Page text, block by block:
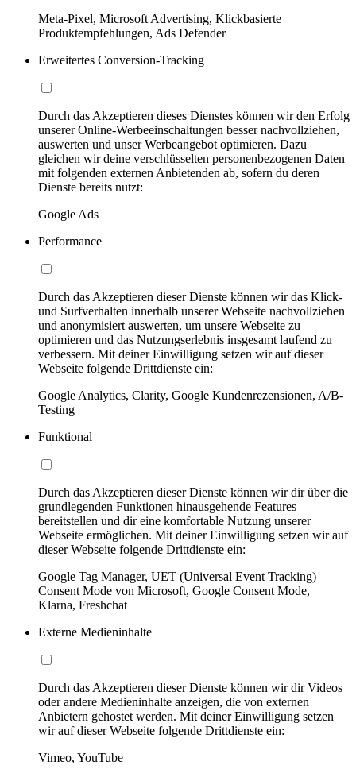
Meta-Pixel, Microsoft Advertising, Klickbasierte
Produktempfehlungen, Ads Defender
Erweitertes Conversion-Tracking
Durch das Akzeptieren dieses Dienstes können wir den Erfolg
unserer Online-Werbeeinschaltungen besser nachvollziehen,
auswerten und unser Werbeangebot optimieren. Dazu
gleichen wir deine verschlüsselten personenbezogenen Daten
mit folgenden externen Anbietenden ab, sofern du deren
Dienste bereits nutzt:
Google Ads
Performance
Durch das Akzeptieren dieser Dienste können wir das Klick-
und Surfverhalten innerhalb unserer Webseite nachvollziehen
und anonymisiert auswerten, um unsere Webseite zu
optimieren und das Nutzungserlebnis insgesamt laufend zu
verbessern. Mit deiner Einwilligung setzen wir auf dieser
Webseite folgende Drittdienste ein:
Google Analytics, Clarity, Google Kundenrezensionen, A/B-
Testing
Funktional
Durch das Akzeptieren dieser Dienste können wir dir über die
grundlegenden Funktionen hinausgehende Features
bereitstellen und dir eine komfortable Nutzung unserer
Webseite ermöglichen. Mit deiner Einwilligung setzen wir auf
dieser Webseite folgende Drittdienste ein:
Google Tag Manager, UET (Universal Event Tracking)
Consent Mode von Microsoft, Google Consent Mode,
Klarna, Freshchat
Externe Medieninhalte
Durch das Akzeptieren dieser Dienste können wir dir Videos
oder andere Medieninhalte anzeigen, die von externen
Anbietern gehostet werden. Mit deiner Einwilligung setzen
wir auf dieser Webseite folgende Drittdienste ein:
Vimeo, YouTube